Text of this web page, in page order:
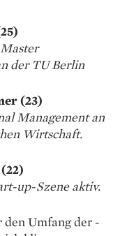
der TU Berlin
(23)
Management an
Wirtschaft.
up-Szene aktiv.
den Umfang der